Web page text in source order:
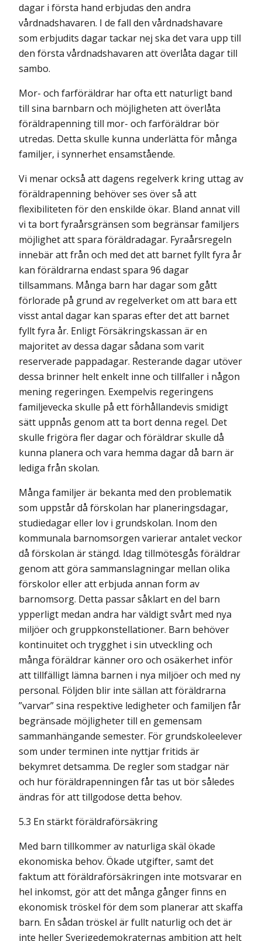
dagar i första hand erbjudas den andra
vårdnadshavaren. I de fall den vårdnadshavare
som erbjudits dagar tackar nej ska det vara upp till
den första vårdnads­havaren att överlåta dagar till
sambo.
Mor- och farföräldrar har ofta ett naturligt band
till sina barnbarn och möjligheten att överlåta
föräldrapenning till mor- och farföräldrar bör
utredas. Detta skulle kunna underlätta för många
familjer, i synnerhet ensamstående.
Vi menar också att dagens regelverk kring uttag av
föräldrapenning behöver ses över så att
flexibiliteten för den enskilde ökar. Bland annat vill
vi ta bort fyraårsgränsen som begränsar familjers
möjlighet att spara föräldradagar. Fyraårsregeln
innebär att från och med det att barnet fyllt fyra år
kan föräldrarna endast spara 96 dagar
tillsammans. Många barn har dagar som gått
förlorade på grund av regelverket om att bara ett
visst antal dagar kan sparas efter det att barnet
fyllt fyra år. Enligt Försäkringskassan är en
majoritet av dessa dagar sådana som varit
reserverade pappadagar. Resterande dagar utöver
dessa brinner helt enkelt inne och tillfaller i någon
mening regeringen. Exempel­vis regeringens
familjevecka skulle på ett förhållandevis smidigt
sätt uppnås genom att ta bort denna regel. Det
skulle frigöra fler dagar och föräldrar skulle då
kunna planera och vara hemma dagar då barn är
lediga från skolan.
Många familjer är bekanta med den problematik
som uppstår då förskolan har planeringsdagar,
studiedagar eller lov i grundskolan. Inom den
kommunala barn­omsorgen varierar antalet veckor
då förskolan är stängd. Idag tillmötesgås föräldrar
genom att göra sammanslagningar mellan olika
förskolor eller att erbjuda annan form av
barnomsorg. Detta passar såklart en del barn
ypperligt medan andra har väldigt svårt med nya
miljöer och gruppkonstellationer. Barn behöver
kontinuitet och trygghet i sin utveckling och
många föräldrar känner oro och osäkerhet inför
att tillfälligt lämna barnen i nya miljöer och med ny
personal. Följden blir inte sällan att föräldrarna
”varvar” sina respektive ledigheter och familjen får
begränsade möjligheter till en gemensam
sammanhängande semester. För grundskoleelever
som under terminen inte nyttjar fritids är
bekymret detsamma. De regler som stadgar när
och hur föräldra­penningen får tas ut bör således
ändras för att tillgodose detta behov.
5.3 En stärkt föräldraförsäkring
Med barn tillkommer av naturliga skäl ökade
ekonomiska behov. Ökade utgifter, samt det
faktum att föräldraförsäkringen inte motsvarar en
hel inkomst, gör att det många gånger finns en
ekonomisk tröskel för dem som planerar att skaffa
barn. En sådan tröskel är fullt naturlig och det är
inte heller Sverigedemokraternas ambition att helt